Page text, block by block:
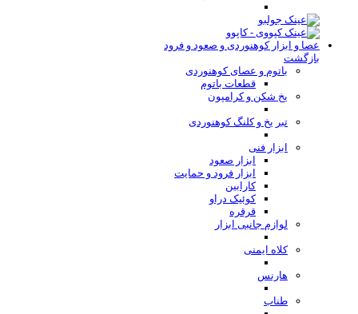
عصا و ابزار کوهنوردی و صعود و فرود
بازگشت
باتوم و عصای کوهنوردی
قطعات باتوم
یخ شکن و کرامپون
تبر یخ و کلنگ کوهنوردی
ابزار فنی
ابزار صعود
ابزار فرود و حمایت
کارابین
کوئیک دراو
قرقره
لوازم جانبی ابزار
کلاه ایمنی
هارنس
طناب